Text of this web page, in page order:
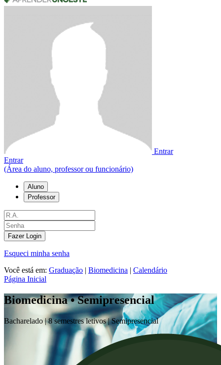
Entrar
Entrar
(Área do aluno, professor ou funcionário)
Aluno
Professor
Fazer Login
Esqueci minha senha
Você está em: Graduação | Biomedicina | Calendário
Página Inicial
Biomedicina • Semipresencial
Bacharelado |8 semestres letivos |Semipresencial